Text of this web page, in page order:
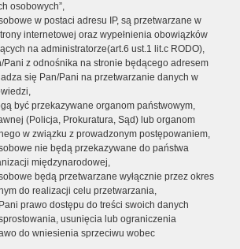
osobowych”,
w postaci adresu IP, są przetwarzane w
internetowej oraz wypełnienia obowiązków
na administratorze(art.6 ust.1 lit.c RODO),
Pani z odnośnika na stronie będącego adresem
się Pan/Pani na przetwarzanie danych w
być przekazywane organom państwowym,
(Policja, Prokuratura, Sąd) lub organom
w związku z prowadzonym postępowaniem,
nie będą przekazywane do państwa
międzynarodowej,
będą przetwarzane wyłącznie przez okres
do realizacji celu przetwarzania,
prawo dostępu do treści swoich danych
usunięcia lub ograniczenia
do wniesienia sprzeciwu wobec